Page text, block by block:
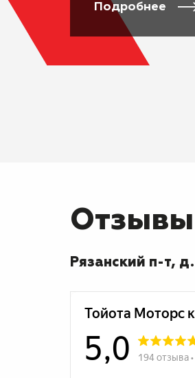
Подробнее
Рязанский п-т, д.